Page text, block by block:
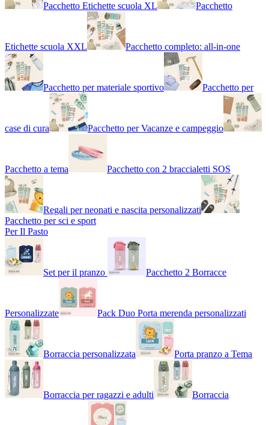
Pacchetto Etichette scuola XL Pacchetto
Etichette scuola XXL Pacchetto completo: all-in-one
Pacchetto per materiale sportivo Pacchetto per
case di cura Pacchetto per Vacanze e campeggio
Pacchetto a tema Pacchetto con 2 braccialetti SOS
Regali per neonati e nascita personalizzati
Pacchetto per sci e sport
Per Il Pasto
Set per il pranzo Pacchetto 2 Borracce
Personalizzate Pack Duo Porta merenda personalizzati
Borraccia personalizzata Porta pranzo a Tema
Borraccia per ragazzi e adulti Borraccia